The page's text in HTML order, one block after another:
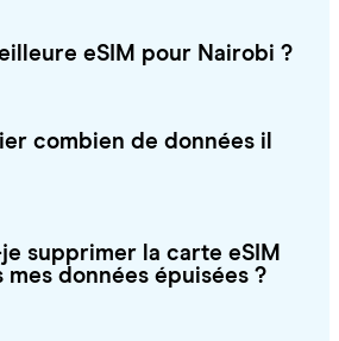
eSIM pour Nairobi ?
combien de données il
supprimer la carte eSIM
mes données épuisées ?